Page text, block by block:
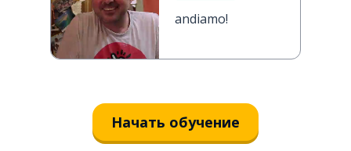
andiamo!
Начать обучение